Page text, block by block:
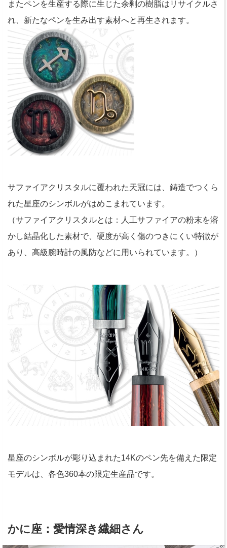
またペンを生産する際に生じた余剰の樹脂はリサイクルさ
れ、新たなペンを生み出す素材へと再生されます。
サファイアクリスタルに覆われた天冠には、鋳造でつくら
れた星座のシンボルがはめこまれています。
（サファイアクリスタルとは：人工サファイアの粉末を溶
かし結晶化した素材で、硬度が高く傷のつきにくい特徴が
あり、高級腕時計の風防などに用いられています。）
星座のシンボルが彫り込まれた14Kのペン先を備えた限定
モデルは、各色360本の限定生産品です。
かに座：愛情深き繊細さん